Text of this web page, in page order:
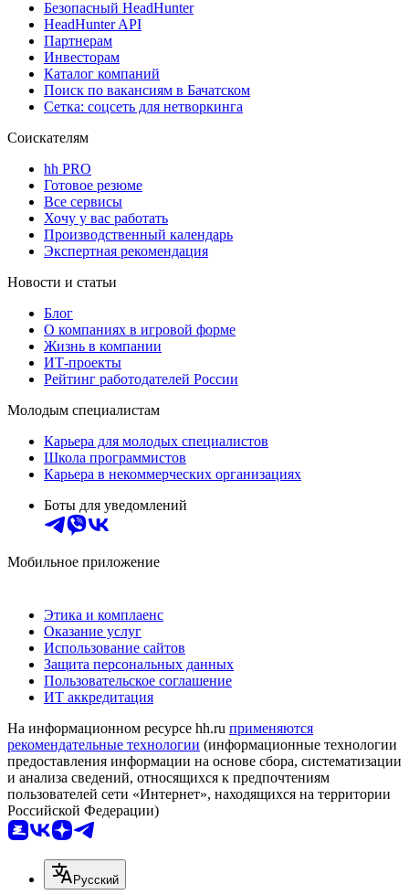
Безопасный HeadHunter
HeadHunter API
Партнерам
Инвесторам
Каталог компаний
Поиск по вакансиям в Бачатском
Сетка: соцсеть для нетворкинга
Соискателям
hh PRO
Готовое резюме
Все сервисы
Хочу у вас работать
Производственный календарь
Экспертная рекомендация
Новости и статьи
Блог
О компаниях в игровой форме
Жизнь в компании
ИТ-проекты
Рейтинг работодателей России
Молодым специалистам
Карьера для молодых специалистов
Школа программистов
Карьера в некоммерческих организациях
Боты для уведомлений
Мобильное приложение
Этика и комплаенс
Оказание услуг
Использование сайтов
Защита персональных данных
Пользовательское соглашение
ИТ аккредитация
На информационном ресурсе hh.ru применяются
рекомендательные технологии (информационные технологии
предоставления информации на основе сбора, систематизации
и анализа сведений, относящихся к предпочтениям
пользователей сети «Интернет», находящихся на территории
Российской Федерации)
Русский